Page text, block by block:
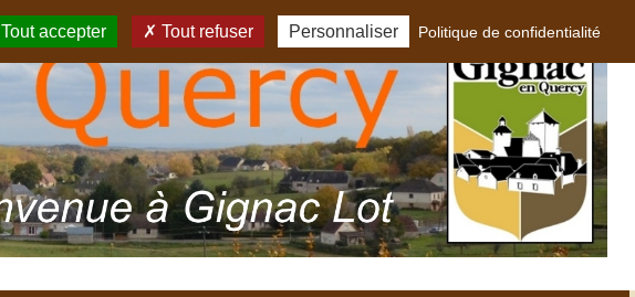
Tout accepter Tout refuser Personnaliser Politique de confidentialité